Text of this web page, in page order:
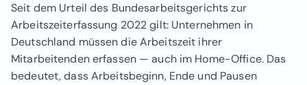
Seit dem Urteil des Bundesarbeitsgerichts zur
Arbeitszeiterfassung 2022 gilt: Unternehmen in
Deutschland müssen die Arbeitszeit ihrer
Mitarbeitenden erfassen — auch im Home-Office. Das
bedeutet, dass Arbeitsbeginn, Ende und Pausen